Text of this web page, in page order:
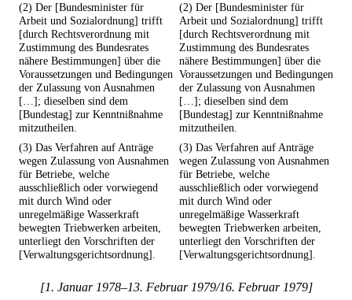
(2) Der [Bundesminister für
Arbeit und Sozialordnung] trifft
[durch Rechtsverordnung mit
Zustimmung des Bundesrates
nähere Bestimmungen] über die
Voraussetzungen und Bedingungen
der Zulassung von Ausnahmen
[…]; dieselben sind dem
[Bundestag] zur Kenntnißnahme
mitzutheilen.
(2) Der [Bundesminister für
Arbeit und Sozialordnung] trifft
[durch Rechtsverordnung mit
Zustimmung des Bundesrates
nähere Bestimmungen] über die
Voraussetzungen und Bedingungen
der Zulassung von Ausnahmen
[…]; dieselben sind dem
[Bundestag] zur Kenntnißnahme
mitzutheilen.
(3) Das Verfahren auf Anträge
wegen Zulassung von Ausnahmen
für Betriebe, welche
ausschließlich oder vorwiegend
mit durch Wind oder
unregelmäßige Wasserkraft
bewegten Triebwerken arbeiten,
unterliegt den Vorschriften der
[Verwaltungsgerichtsordnung].
(3) Das Verfahren auf Anträge
wegen Zulassung von Ausnahmen
für Betriebe, welche
ausschließlich oder vorwiegend
mit durch Wind oder
unregelmäßige Wasserkraft
bewegten Triebwerken arbeiten,
unterliegt den Vorschriften der
[Verwaltungsgerichtsordnung].
[1. Januar 1978–13. Februar 1979/16. Februar 1979]